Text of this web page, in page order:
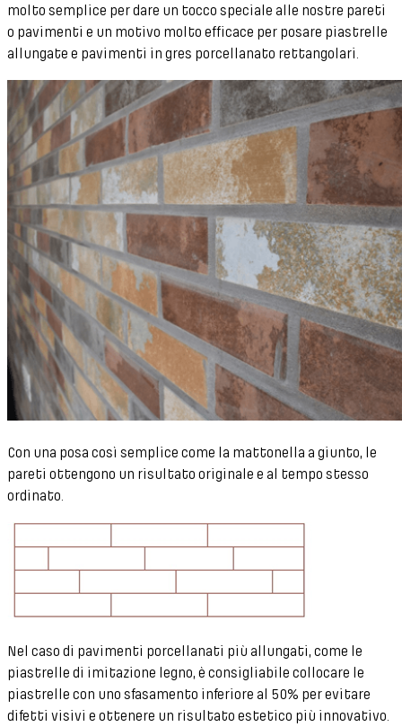
molto semplice per dare un tocco speciale alle nostre pareti
o pavimenti e un motivo molto efficace per posare piastrelle
allungate e pavimenti in gres porcellanato rettangolari.
Con una posa così semplice come la mattonella a giunto, le
pareti ottengono un risultato originale e al tempo stesso
ordinato.
Nel caso di pavimenti porcellanati più allungati, come le
piastrelle di imitazione legno, è consigliabile collocare le
piastrelle con uno sfasamento inferiore al 50% per evitare
difetti visivi e ottenere un risultato estetico più innovativo.